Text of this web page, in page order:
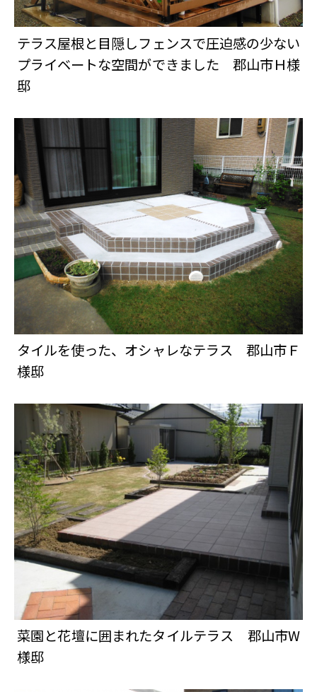
テラス屋根と目隠しフェンスで圧迫感の少ない
プライベートな空間ができました 郡山市Ｈ様
邸
タイルを使った、オシャレなテラス 郡山市Ｆ
様邸
菜園と花壇に囲まれたタイルテラス 郡山市W
様邸